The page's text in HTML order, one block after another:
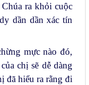
ra khỏi cuộc
dần dần xác tín
mực nào đó,
chị sẽ dễ dàng
đã hiểu ra rằng đi